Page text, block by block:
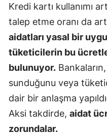
Kredi kartı kullanımı
talep etme oranı da
aidatları yasal bir
tüketicilerin bu
bulunuyor.
sunduğunu veya
dair bir anlaşma
Aksi takdirde, aidat
zorundalar.